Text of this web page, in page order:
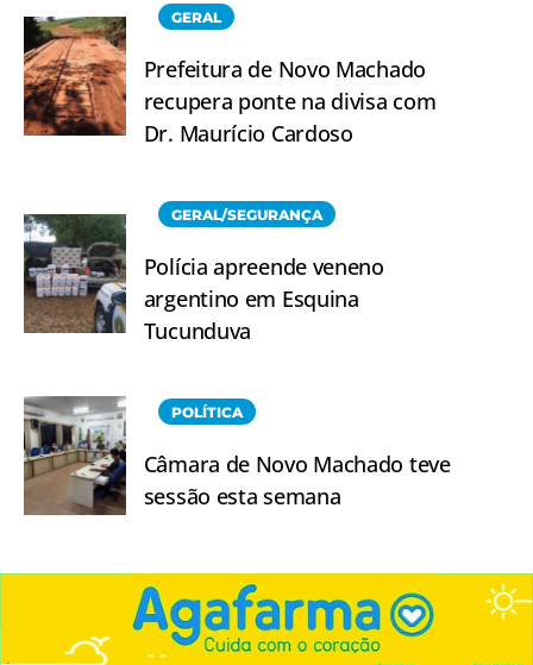
GERAL
Prefeitura de Novo Machado
recupera ponte na divisa com
Dr. Maurício Cardoso
GERAL/SEGURANÇA
Polícia apreende veneno
argentino em Esquina
Tucunduva
POLÍTICA
Câmara de Novo Machado teve
sessão esta semana